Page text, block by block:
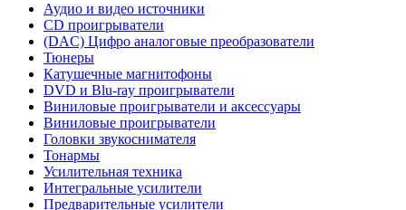
Аудио и видео источники
CD проигрыватели
(DAC) Цифро аналоговые преобразователи
Тюнеры
Катушечные магнитофоны
DVD и Blu-ray проигрыватели
Виниловые проигрыватели и аксессуары
Виниловые проигрыватели
Головки звукоснимателя
Тонармы
Усилительная техника
Интегральные усилители
Предварительные усилители